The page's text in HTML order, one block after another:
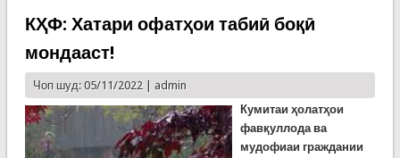
КҲФ: Хатари офатҳои табиӣ боқӣ
мондааст!
Чоп шуд: 05/11/2022 | admin
Кумитаи ҳолатҳои
фавқуллода ва
мудофиаи граждании